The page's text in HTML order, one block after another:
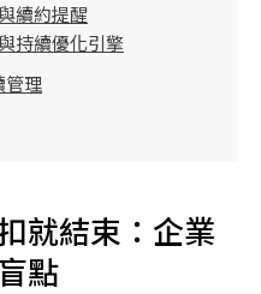
續約提醒
持續優化引擎
管理
就結束：企業
點